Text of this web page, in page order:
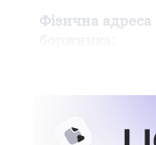
Фізична адреса